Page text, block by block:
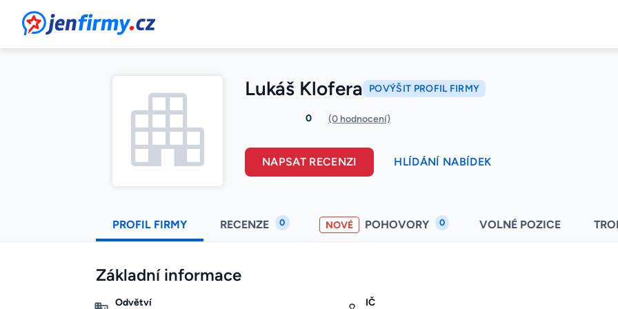
JenFirmy.cz
Lukáš Klofera POVÝŠIT PROFIL FIRMY
0 (0 hodnocení)
NAPSAT RECENZI HLÍDÁNÍ NABÍDEK
PROFIL FIRMY RECENZE 0 NOVÉ POHOVORY 0 VOLNÉ POZICE
Základní informace
Odvětví IČ